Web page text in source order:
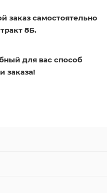
заказ самостоятельно
8Б.
для вас способ
заказа!